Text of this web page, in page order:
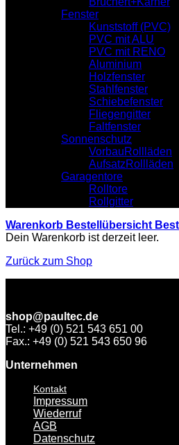
Fenster
Kunststoff (PVC)
PVC mit ALU
PVC mit RENO
Aluminium
Holzfenster
Stahlfenster
Schiebefenster
Fliegengitter
Faltfenster
Sonnenschutz
VorbauRollläden
AufsatzRollläden
Garagentore
Rolltore
Rollgitter
Warenkorb Bestellübersicht
Dein Warenkorb ist derzeit leer.
Zurück zum Shop
shop@paultec.de
Tel.: +49 (0) 521 543 651 00
Fax.: +49 (0) 521 543 650 96
Unternehmen
Kontakt
Impressum
Wiederruf
AGB
Datenschutz